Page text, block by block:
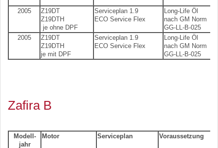
2005
Z19DT
Z19DTH
je ohne DPF
Serviceplan 1.9
ECO Service Flex
Long-Life Öl
nach GM Norm
GG-LL-B-025
2005
Z19DT
Z19DTH
je mit DPF
Serviceplan 1.9
ECO Service Flex
Long-Life Öl
nach GM Norm
GG-LL-B-025
Zafira B
Modell-
jahr
Motor Serviceplan Voraussetzung